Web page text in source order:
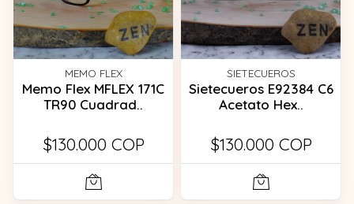
MEMO FLEX
Memo Flex MFLEX 171C
TR90 Cuadrad..
$130.000 COP
SIETECUEROS
Sietecueros E92384 C6
Acetato Hex..
$130.000 COP